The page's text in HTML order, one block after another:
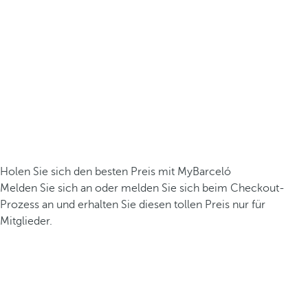
Holen Sie sich den besten Preis mit MyBarceló
Melden Sie sich an oder melden Sie sich beim Checkout-
Prozess an und erhalten Sie diesen tollen Preis nur für
Mitglieder.